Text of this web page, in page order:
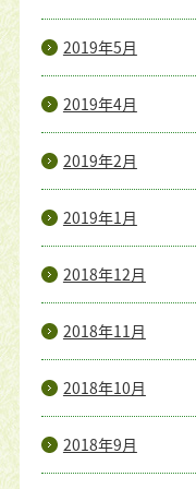
2019年5月
2019年4月
2019年2月
2019年1月
2018年12月
2018年11月
2018年10月
2018年9月